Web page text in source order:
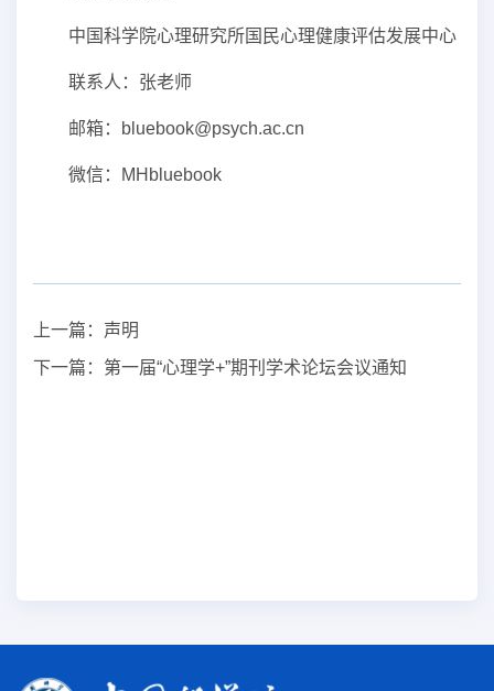
中国科学院心理研究所国民心理健康评估发展中心
联系人：张老师
邮箱：bluebook@psych.ac.cn
微信：MHbluebook
上一篇： 声明
下一篇： 第一届“心理学+”期刊学术论坛会议通知